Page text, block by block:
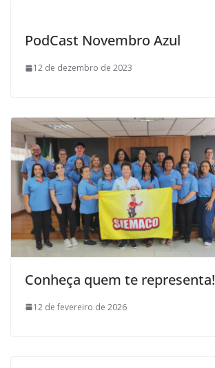
PodCast Novembro Azul
12 de dezembro de 2023
Conheça quem te representa!
12 de fevereiro de 2026